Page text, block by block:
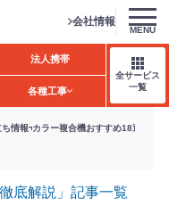
会社情報
MENU
法人携帯
各種工事
全サービス
一覧
情報 カラー複合機おすすめ18選！ニ
底解説」記事一覧